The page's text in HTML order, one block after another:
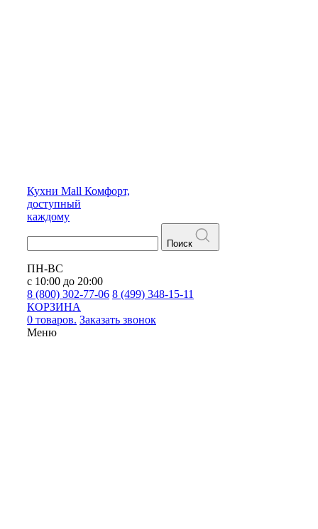
Кухни Mall Комфорт,
доступный
каждому
Поиск
ПН-ВС
с 10:00 до 20:00
8 (800) 302-77-06 8 (499) 348-15-11
КОРЗИНА
0 товаров. Заказать звонок
Меню